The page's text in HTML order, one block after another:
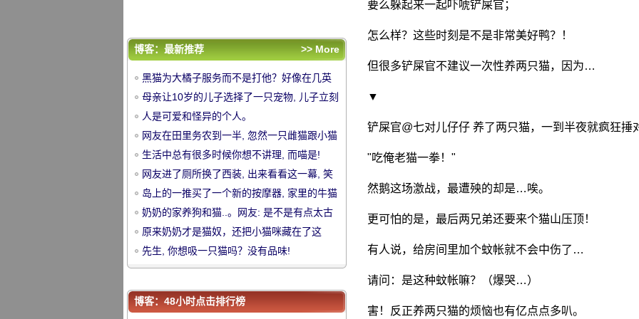
中
华
要么躲起来一起吓唬铲屎官；
怎么样？这些时刻是不是非常美好鸭？！
但很多铲屎官不建议一次性养两只猫，因为…
▼
铲屎官@七对儿仔仔 养了两只猫，一到半夜就疯狂捶
"吃俺老猫一拳！"
然鹅这场激战，最遭殃的却是…唉。
更可怕的是，最后两兄弟还要来个猫山压顶！
有人说，给房间里加个蚊帐就不会中伤了…
请问：是这种蚊帐嘛？（爆哭…）
害！反正养两只猫的烦恼也有亿点点多叭。
评论排行
网友在田里务农到一半, 忽然一只雌猫跟小猫
过来, 之后.....。
生活中总有很多时候你想不讲理, 而喵是!
网友进了厕所换了西装, 出来看看这一幕, 笑
着哭了.....。
岛上的一推买了一个新的按摩器, 家里的牛猫
看, 直接上..。
奶奶的家养狗和猫..。网友: 是不是有点太古
怪了？
原来奶奶才是猫奴，还把小猫咪藏在了这
里！
先生, 你想吸一只猫吗？没有品味!
博客：最新推荐 >> More
黑猫为大橘子服务而不是打他？好像在几英
里之外..。
母亲让10岁的儿子选择了一只宠物, 儿子立刻
想要一只猫, 只是没想到..。
人是可爱和怪异的个人。
网友在田里务农到一半, 忽然一只雌猫跟小猫
过来, 之后.....。
生活中总有很多时候你想不讲理, 而喵是!
网友进了厕所换了西装, 出来看看这一幕, 笑
着哭了.....。
岛上的一推买了一个新的按摩器, 家里的牛猫
看, 直接上..。
奶奶的家养狗和猫..。网友: 是不是有点太古
怪了？
原来奶奶才是猫奴，还把小猫咪藏在了这
里！
先生, 你想吸一只猫吗？没有品味!
博客：48小时点击排行榜